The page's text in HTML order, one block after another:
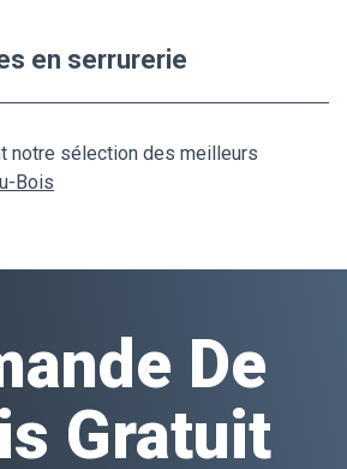
en serrurerie
notre sélection des meilleurs
Bois
De
Gratuit